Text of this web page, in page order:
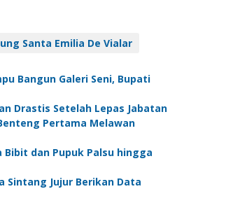
Santa Emilia De Vialar
Bangun Galeri Seni, Bupati
Drastis Setelah Lepas Jabatan
Pertama Melawan
Bibit dan Pupuk Palsu hingga
Sintang Jujur Berikan Data